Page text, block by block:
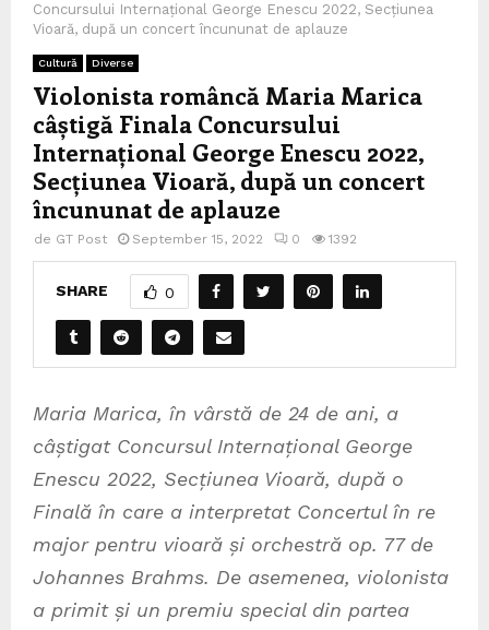
Concursului Internațional George Enescu 2022, Secțiunea
Vioară, după un concert încununat de aplauze
Cultură Diverse
Violonista româncă Maria Marica
câștigă Finala Concursului
Internațional George Enescu 2022,
Secțiunea Vioară, după un concert
încununat de aplauze
de GT Post September 15, 2022 0 1392
SHARE 0
Maria Marica, în vârstă de 24 de ani, a
câștigat Concursul Internațional George
Enescu 2022, Secțiunea Vioară, după o
Finală în care a interpretat Concertul în re
major pentru vioară și orchestră op. 77 de
Johannes Brahms. De asemenea, violonista
a primit și un premiu special din partea